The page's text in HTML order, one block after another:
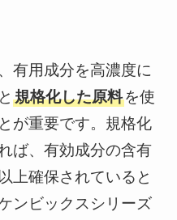
有用成分を高濃度に
規格化した原料を使
が重要です。規格化
ば、有効成分の含有
上確保されていると
ンビックスシリーズ